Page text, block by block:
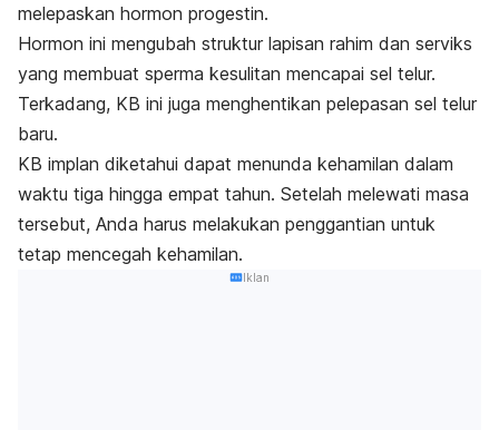
melepaskan hormon progestin.
Hormon ini mengubah struktur lapisan rahim dan serviks
yang membuat sperma kesulitan mencapai sel telur.
Terkadang, KB ini juga menghentikan pelepasan sel telur
baru.
KB implan diketahui dapat menunda kehamilan dalam
waktu tiga hingga empat tahun. Setelah melewati masa
tersebut, Anda harus melakukan penggantian untuk
tetap mencegah kehamilan.
Iklan